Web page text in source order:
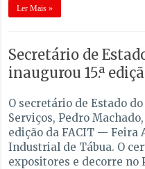
Ler Mais »
Secretário de
inaugurou 15.ª
O secretário de Estado
Serviços, Pedro
edição da FACIT — Feira
Industrial de Tábua. O
expositores e decorre no